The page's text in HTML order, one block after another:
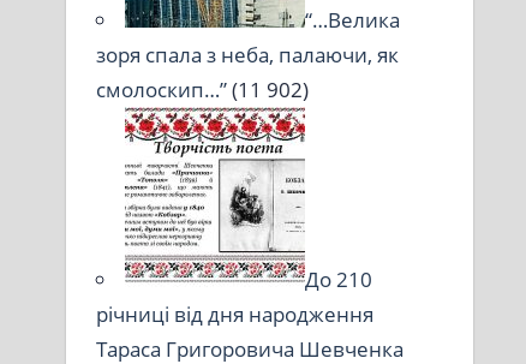
“…Велика
зоря спала з неба, палаючи, як
смолоскип…”(11 902)
До 210
річниці від дня народження
Тараса Григоровича Шевченка